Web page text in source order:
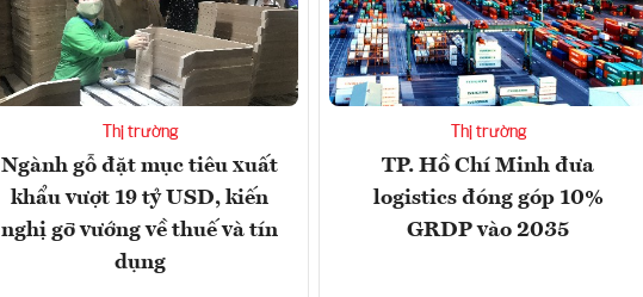
Thị trường
Ngành gỗ đặt mục tiêu xuất
khẩu vượt 19 tỷ USD, kiến
nghị gỡ vướng về thuế và tín
dụng
Thị trường
TP. Hồ Chí Minh đưa
logistics đóng góp 10%
GRDP vào 2035